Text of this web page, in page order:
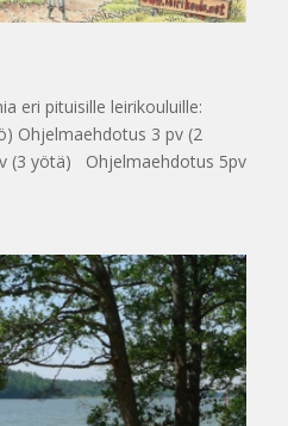
eri pituisille leirikouluille:
Ohjelmaehdotus 3 pv (2
(3 yötä) Ohjelmaehdotus 5pv